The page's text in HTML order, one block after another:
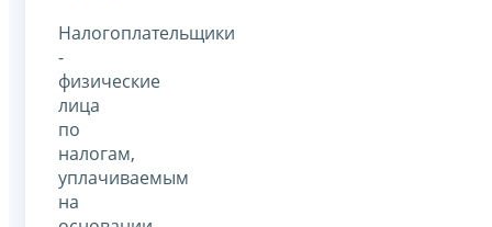
Налогоплательщики
-
физические
лица
по
налогам,
уплачиваемым
на